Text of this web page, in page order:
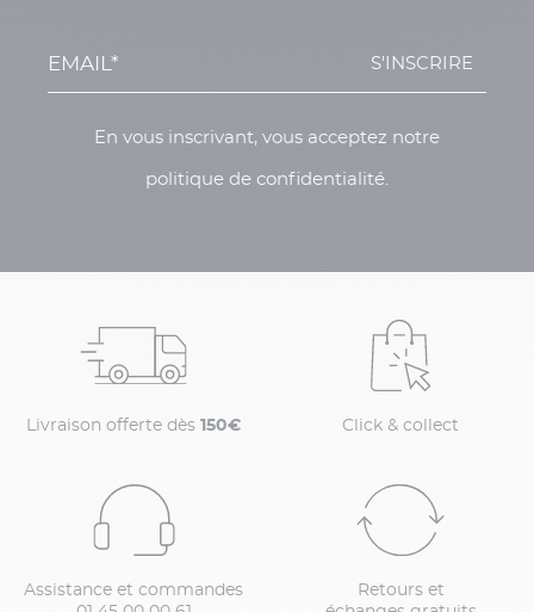
S'INSCRIRE
En vous inscrivant, vous acceptez notre
politique de confidentialité.
Livraison offerte dès 150€ Click & collect
Assistance et commandes
Retours et